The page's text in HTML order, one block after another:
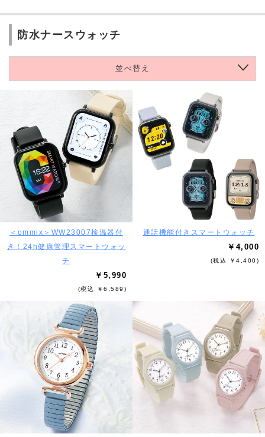
防水ナースウォッチ
並べ替え
＜ommix＞WW23007検温器付
き！24h健康管理スマートウォッ
チ
￥5,990
(税込 ￥6,589)
通話機能付きスマートウォッチ
￥4,000
(税込 ￥4,400)